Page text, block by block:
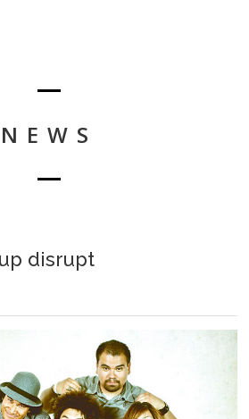
NEWS
disrupt